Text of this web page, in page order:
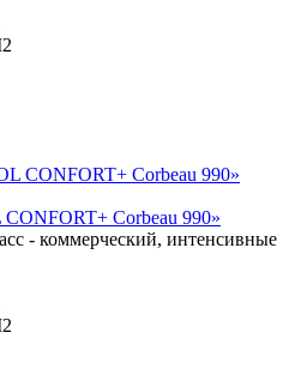
Corbeau 990»
- коммерческий, интенсивные